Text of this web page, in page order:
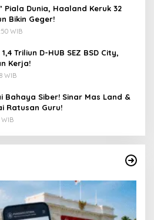
Piala Dunia, Haaland Keruk 32
Bikin Geger!
WIB
Triliun D-HUB SEZ BSD City,
Kerja!
WIB
Bahaya Siber! Sinar Mas Land &
Ratusan Guru!
WIB